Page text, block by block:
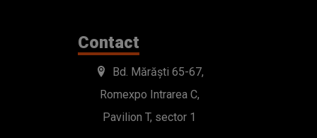
Contact
Bd. Mărăști 65-67,
Romexpo Intrarea C,
Pavilion T, sector 1